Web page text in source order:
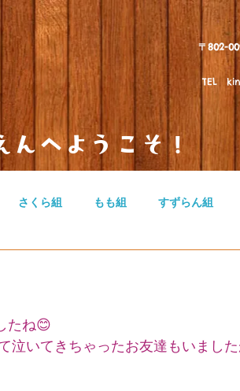
〒802-
TEL
んへようこそ！
さくら組 もも組 すずらん組
たね😊
泣いてきちゃったお友達もいまし